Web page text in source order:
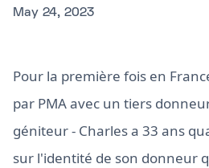
May 24, 2023
Pour la première fois en
par PMA avec un tiers
géniteur - Charles a 33 ans
sur l'identité de son donneur